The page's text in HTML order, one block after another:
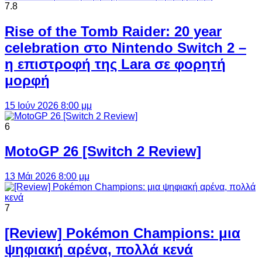
7.8
Rise of the Tomb Raider: 20 year
celebration στο Nintendo Switch 2 –
η επιστροφή της Lara σε φορητή
μορφή
15 Ιούν 2026 8:00 μμ
6
MotoGP 26 [Switch 2 Review]
13 Μάι 2026 8:00 μμ
7
[Review] Pokémon Champions: μια
ψηφιακή αρένα, πολλά κενά